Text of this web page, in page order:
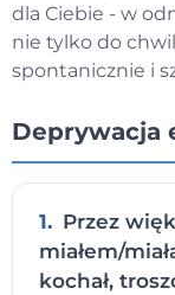
dla Ciebie - w
nie tylko do
spontanicznie i
Deprywacja
1. Przez
miałem/
kochał,